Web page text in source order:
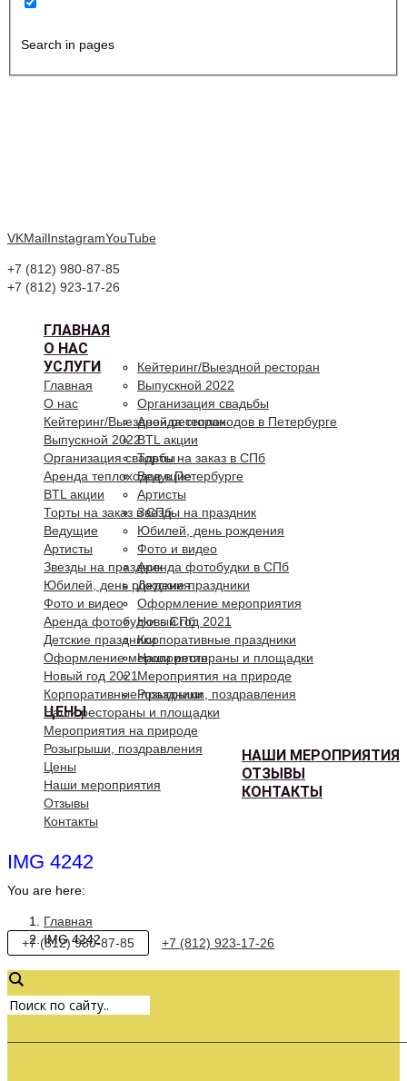
Search in pages
VKMailInstagramYouTube
+7 (812) 980-87-85
+7 (812) 923-17-26
ГЛАВНАЯ
О НАС
УСЛУГИ
Кейтеринг/Выездной ресторан
Выпускной 2022
Организация свадьбы
Аренда теплоходов в Петербурге
BTL акции
Торты на заказ в СПб
Ведущие
Артисты
Звезды на праздник
Юбилей, день рождения
Фото и видео
Аренда фотобудки в СПб
Детские праздники
Оформление мероприятия
Новый год 2021
Корпоративные праздники
Наши рестораны и площадки
Мероприятия на природе
Розыгрыши, поздравления
ЦЕНЫ
НАШИ МЕРОПРИЯТИЯ
ОТЗЫВЫ
КОНТАКТЫ
Главная
О нас
Кейтеринг/Выездной ресторан
Выпускной 2022
Организация свадьбы
Аренда теплоходов в Петербурге
BTL акции
Торты на заказ в СПб
Ведущие
Артисты
Звезды на праздник
Юбилей, день рождения
Фото и видео
Аренда фотобудки в СПб
Детские праздники
Оформление мероприятия
Новый год 2021
Корпоративные праздники
Наши рестораны и площадки
Мероприятия на природе
Розыгрыши, поздравления
Цены
Наши мероприятия
Отзывы
Контакты
IMG 4242
You are here:
Главная
IMG 4242
+7 (812) 980-87-85 +7 (812) 923-17-26